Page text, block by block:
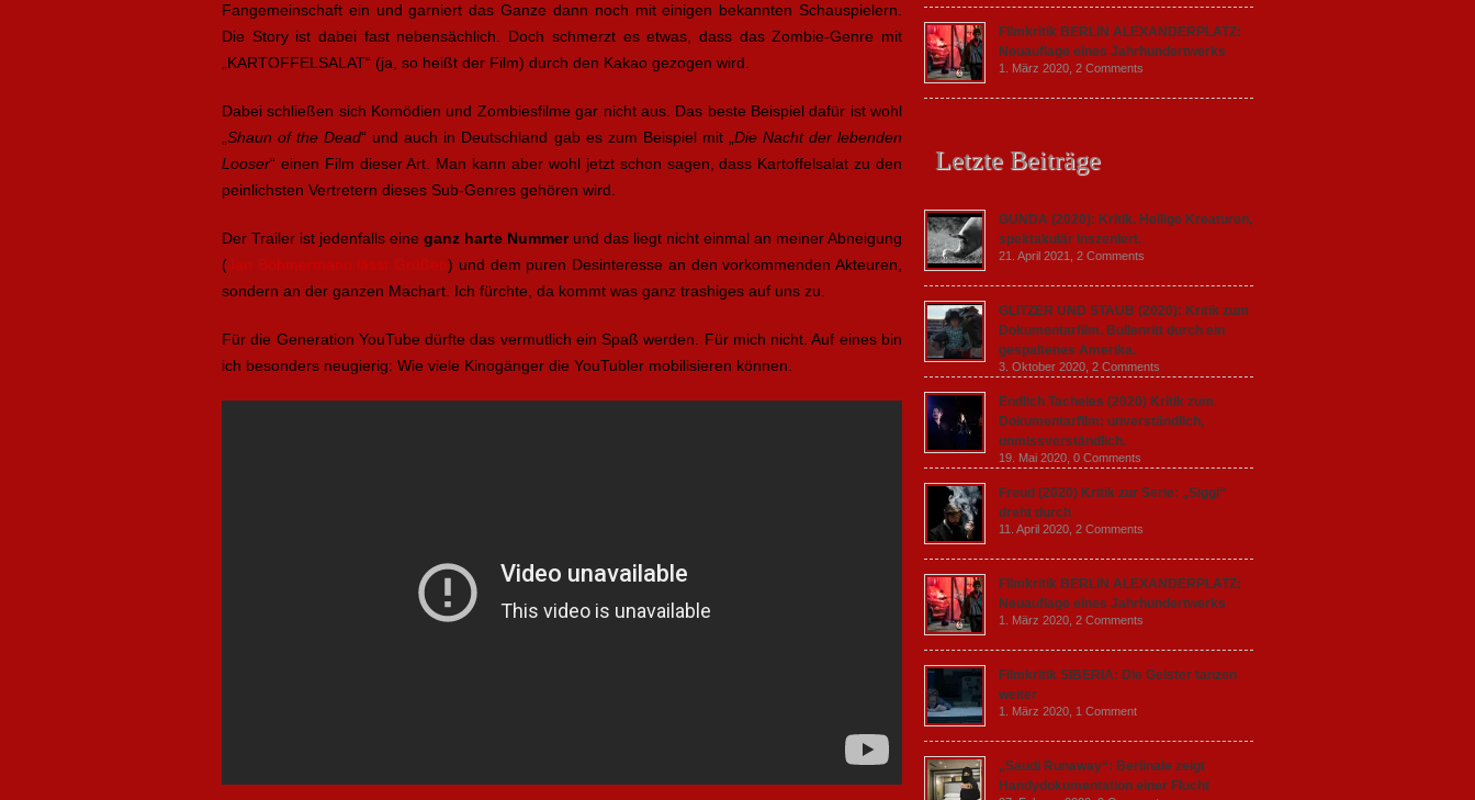
Fangemeinschaft ein und garniert das Ganze dann noch mit einigen bekannten Schauspielern.
Die Story ist dabei fast nebensächlich. Doch schmerzt es etwas, dass das Zombie-Genre mit
„KARTOFFELSALAT“ (ja, so heißt der Film) durch den Kakao gezogen wird.
Dabei schließen sich Komödien und Zombiesfilme gar nicht aus. Das beste Beispiel dafür ist wohl
Shaun of the Dead“ und auch in Deutschland gab es zum Beispiel mit „ Die Nacht der lebenden
Looser“ einen Film dieser Art. Man kann aber wohl jetzt schon sagen, dass Kartoffelsalat zu den
peinlichsten Vertretern dieses Sub-Genres gehören wird.
Der Trailer ist jedenfalls eine ganz harte Nummerund das liegt nicht einmal an meiner Abneigung
(Jan Böhmermann lässt Grüßen) und dem puren Desinteresse an den vorkommenden Akteuren,
sondern an der ganzen Machart. Ich fürchte, da kommt was ganz trashiges auf uns zu.
Für die Generation YouTube dürfte das vermutlich ein Spaß werden. Für mich nicht. Auf eines bin
ich besonders neugierig: Wie viele Kinogänger die YouTubler mobilisieren können.
Filmkritik BERLIN ALEXANDERPLATZ:
Neuauflage eines Jahrhundertwerks
1. März 2020, 2 Comments
Letzte Beiträge
GUNDA (2020): Kritik. Heilige Kreaturen,
spektakulär inszeniert.
21. April 2021, 2 Comments
GLITZER UND STAUB (2020): Kritik zum
Dokumentarfilm. Bullenritt durch ein
gespaltenes Amerika.
3. Oktober 2020, 2 Comments
Endlich Tacheles (2020) Kritik zum
Dokumentarfilm: unverständlich,
unmissverständlich.
19. Mai 2020, 0 Comments
Freud (2020) Kritik zur Serie: „Siggi“
dreht durch
11. April 2020, 2 Comments
Filmkritik BERLIN ALEXANDERPLATZ:
Neuauflage eines Jahrhundertwerks
1. März 2020, 2 Comments
Filmkritik SIBERIA: Die Geister tanzen
weiter
1. März 2020, 1 Comment
„Saudi Runaway“: Berlinale zeigt
Handydokumentation einer Flucht